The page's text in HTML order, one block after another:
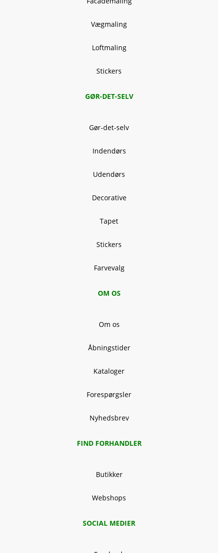
Vægmaling
Loftmaling
Stickers
GØR-DET-SELV
Gør-det-selv
Indendørs
Udendørs
Decorative
Tapet
Stickers
Farvevalg
OM OS
Om os
Åbningstider
Kataloger
Forespørgsler
Nyhedsbrev
FIND FORHANDLER
Butikker
Webshops
SOCIAL MEDIER